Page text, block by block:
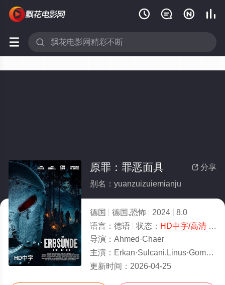
   
 
HD中字
 分享
原罪：罪恶面具
别名：yuanzuizuiemianju
德国 德国,恐怖 2024
8.0
语言： 德语 状态： HD中字/高清- 免费在线观看
导演： Ahmed·Chaer
主演： Erkan·Sulcani,Linus·Gomolka,Antonia
更新时间： 2026-04-25